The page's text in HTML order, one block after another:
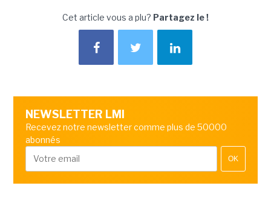
Cet article vous a plu? Partagez le !
NEWSLETTER LMI
Recevez notre newsletter comme plus de 50000
abonnés
OK